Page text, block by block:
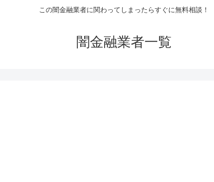
この闇金融業者に関わってしまったらすぐに無料相談！
闇金融業者一覧